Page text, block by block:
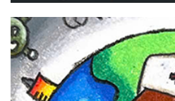
Nghiên cứu Phát
hội_ISDS)